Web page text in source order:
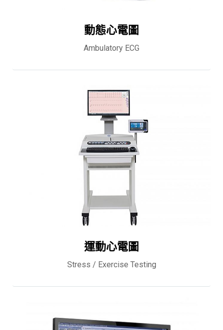
動態心電圖
Ambulatory ECG
運動心電圖
Stress / Exercise Testing